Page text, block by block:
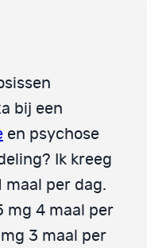
bij een
en psychose
Ik kreeg
maal per dag.
mg 4 maal per
3 maal per